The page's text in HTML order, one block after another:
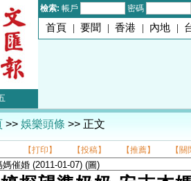
檢索: 帳戶 密碼
首頁 | 要聞 | 香港 | 內地 |
>> 娛樂頭條 >> 正文
【打印】 【投稿】 【推薦】 【